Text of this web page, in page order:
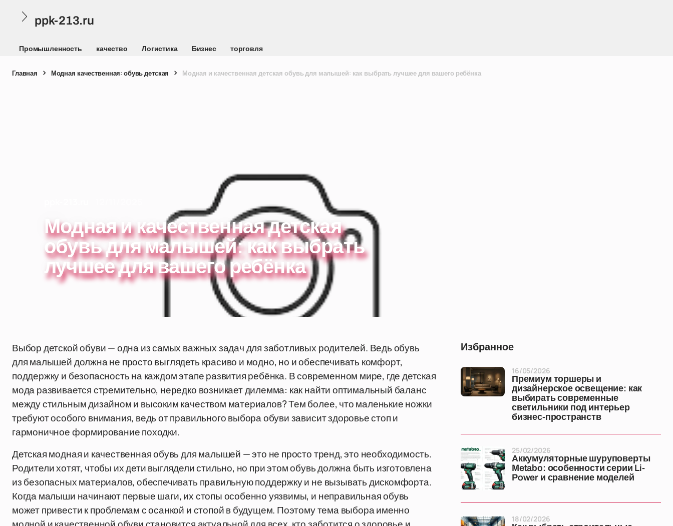
ppk-213.ru
Промышленность качество Логистика Бизнес торговля
Главная Модная качественная: обувь детская Модная и качественная детская обувь для малышей: как выбрать лучшее для вашего ребёнка
Модная и качественная детская
обувь для малышей: как выбрать
лучшее для вашего ребёнка
Выбор детской обуви — одна из самых важных задач для заботливых родителей. Ведь обувь
для малышей должна не просто выглядеть красиво и модно, но и обеспечивать комфорт,
поддержку и безопасность на каждом этапе развития ребёнка. В современном мире, где детская
мода развивается стремительно, нередко возникает дилемма: как найти оптимальный баланс
между стильным дизайном и высоким качеством материалов? Тем более, что маленькие ножки
требуют особого внимания, ведь от правильного выбора обуви зависит здоровье стоп и
гармоничное формирование походки.
Детская модная и качественная обувь для малышей — это не просто тренд, это необходимость.
Родители хотят, чтобы их дети выглядели стильно, но при этом обувь должна быть изготовлена
из безопасных материалов, обеспечивать правильную поддержку и не вызывать дискомфорта.
Когда малыши начинают первые шаги, их стопы особенно уязвимы, и неправильная обувь
может привести к проблемам с осанкой и стопой в будущем. Поэтому тема выбора именно
Избранное
Премиум торшеры и
дизайнерское освещение: как
выбирать современные
светильники под интерьер
бизнес-пространств
16/05/2026
Аккумуляторные шуруповерты
Metabo: особенности серии Li-
Power и сравнение моделей
25/02/2026
18/02/2026